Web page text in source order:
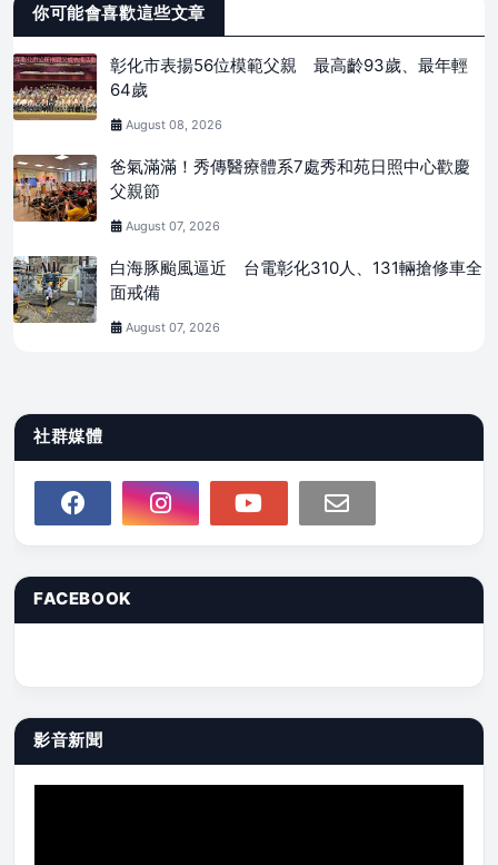
你可能會喜歡這些文章
彰化市表揚56位模範父親 最高齡93歲、最年輕
64歲
August 08, 2026
爸氣滿滿！秀傳醫療體系7處秀和苑日照中心歡慶
父親節
August 07, 2026
白海豚颱風逼近 台電彰化310人、131輛搶修車全
面戒備
August 07, 2026
社群媒體
FACEBOOK
影音新聞